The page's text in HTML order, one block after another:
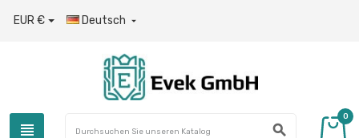
EUR € Deutsch 
view_headline search
0